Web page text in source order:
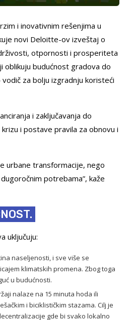
i inovativnim rešenjima u
novi Deloitte-ov izveštaj o
otpornosti i prosperiteta
oblikuju budućnost gradova do
za bolju izgradnju koristeći
i zaključavanja do
i postave pravila za obnovu i
urbane transformacije, nego
potrebama”, kaže
uključuju:
naseljenosti, i sve više se
klimatskih promena. Zbog toga
u budućnosti.
nalaze na 15 minuta hoda ili
i biciklističkim stazama. Cilj je
gde bi svako lokalno